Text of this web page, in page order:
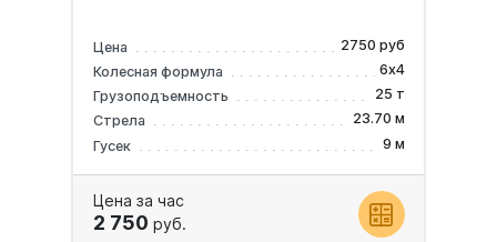
Цена
2750 руб
Колесная формула
6х4
Грузоподъемность
25 т
Стрела
23.70 м
Гусек
9 м
Цена за час
2 750 руб.